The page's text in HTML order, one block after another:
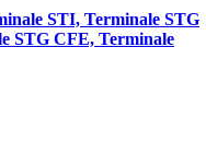
STI, Terminale STG
STG CFE, Terminale